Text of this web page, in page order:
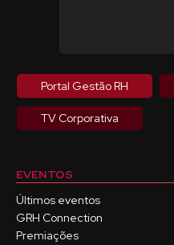
Portal Gestão RH
TV Corporativa
EVENTOS
Últimos eventos
GRH Connection
Premiações